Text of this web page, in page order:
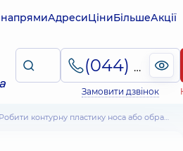
напрямиАдресиЦіниБільшеАкції
(044) 495-2-888
Замовити дзвінок
Робити контурну пластику носа або обрати ринопластику